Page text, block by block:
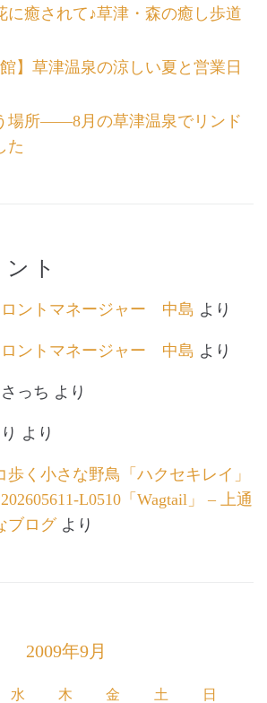
に癒されて♪草津・森の癒し歩道
館】草津温泉の涼しい夏と営業日
場所――8月の草津温泉でリンド
た
ト
ロントマネージャー 中島 より
ロントマネージャー 中島 より
っち より
より
く小さな野鳥「ハクセキレイ」
202605611-L0510「Wagtail」 – 上通
ブログより
2009年9月
水 木 金 土 日